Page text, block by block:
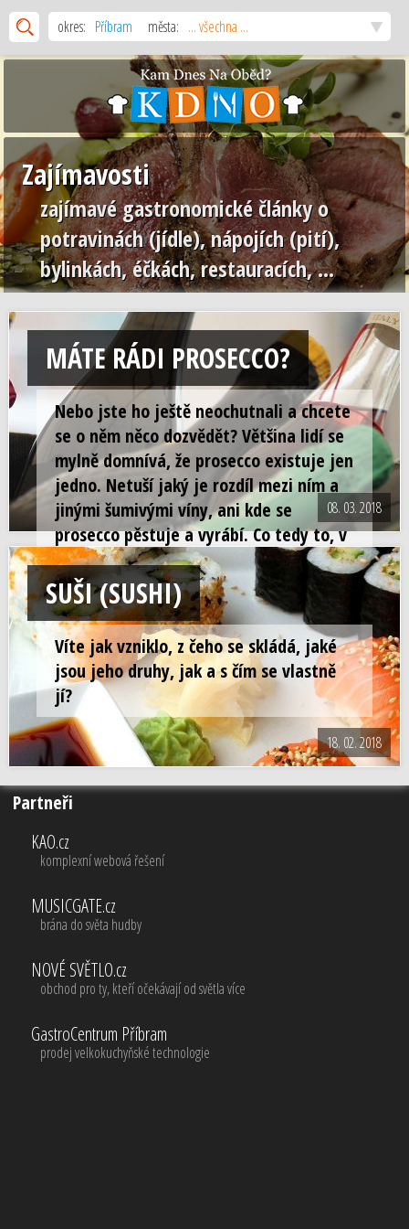
okres: Příbram města: ... všechna ...
Zajímavosti
zajímavé gastronomické články o
potravinách (jídle), nápojích (pití),
bylinkách, éčkách, restauracích, ...
MÁTE RÁDI PROSECCO?
Nebo jste ho ještě neochutnali a chcete
se o něm něco dozvědět? Většina lidí se
mylně domnívá, že prosecco existuje jen
jedno. Netuší jaký je rozdíl mezi ním a
jinými šumivými víny, ani kde se
prosecco pěstuje a vyrábí. Co tedy to, v
dnešní době tak moderní, prosecco je?
08. 03. 2018
SUŠI (SUSHI)
Víte jak vzniklo, z čeho se skládá, jaké
jsou jeho druhy, jak a s čím se vlastně
jí?
18. 02. 2018
Partneři
KAO.cz
komplexní webová řešení
MUSICGATE.cz
brána do světa hudby
NOVÉ SVĚTLO.cz
obchod pro ty, kteří očekávají od světla více
GastroCentrum Příbram
prodej velkokuchyňské technologie